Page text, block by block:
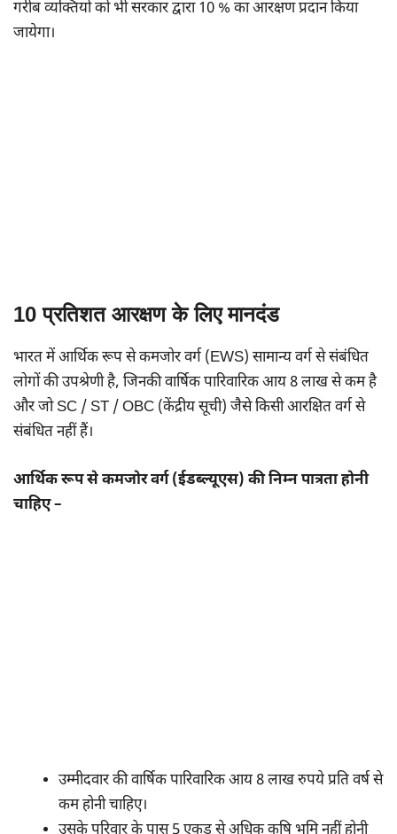
गरीब व्यक्तियों को भी सरकार द्वारा 10 % का आरक्षण प्रदान किया
जायेगा।
10 प्रतिशत आरक्षण के लिए मानदंड
भारत में आर्थिक रूप से कमजोर वर्ग (EWS) सामान्य वर्ग से संबंधित
लोगों की उपश्रेणी है, जिनकी वार्षिक पारिवारिक आय 8 लाख से कम है
और जो SC / ST / OBC (केंद्रीय सूची) जैसे किसी आरक्षित वर्ग से
संबंधित नहीं हैं।
आर्थिक रूप से कमजोर वर्ग (ईडब्ल्यूएस) की निम्न पात्रता होनी
चाहिए –
उम्मीदवार की वार्षिक पारिवारिक आय 8 लाख रुपये प्रति वर्ष से
कम होनी चाहिए।